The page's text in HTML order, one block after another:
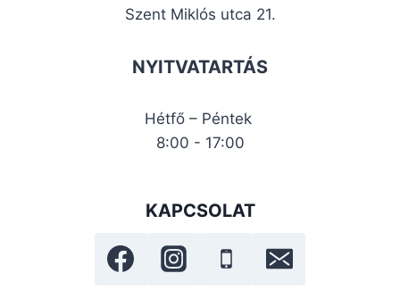
Szent Miklós utca 21.
NYITVATARTÁS
Hétfő – Péntek
8:00 - 17:00
KAPCSOLAT